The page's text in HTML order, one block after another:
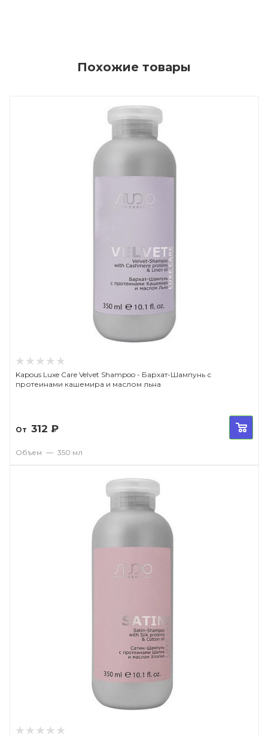
Похожие товары
Kapous Luxe Care Velvet Shampoo - Бархат-Шампунь с
протеинами кашемира и маслом льна
От 312 ₽
Объем — 350 мл